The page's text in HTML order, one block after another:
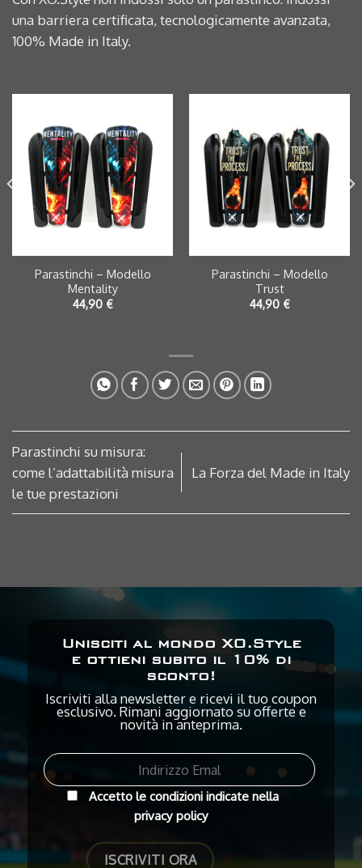
una barriera certificata, tecnologicamente avanzata,
100% Made in Italy.
Parastinchi – Modello
Mentality
44,90 €
Parastinchi – Modello
Trust
44,90 €
Parastinchi su misura:
come l’adattabilità misura
le tue prestazioni
La Forza del Made in Italy
Unisciti al mondo XO.Style
e ottieni subito il 10% di
sconto!
Iscriviti alla newsletter e ricevi il tuo coupon
esclusivo. Rimani aggiornato su offerte e
novità in anteprima.
Accetto le condizioni indicate nella
privacy policy